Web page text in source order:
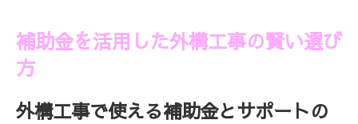
補助金を活用した外構工事の賢い選び
方
外構工事で使える補助金とサポートの